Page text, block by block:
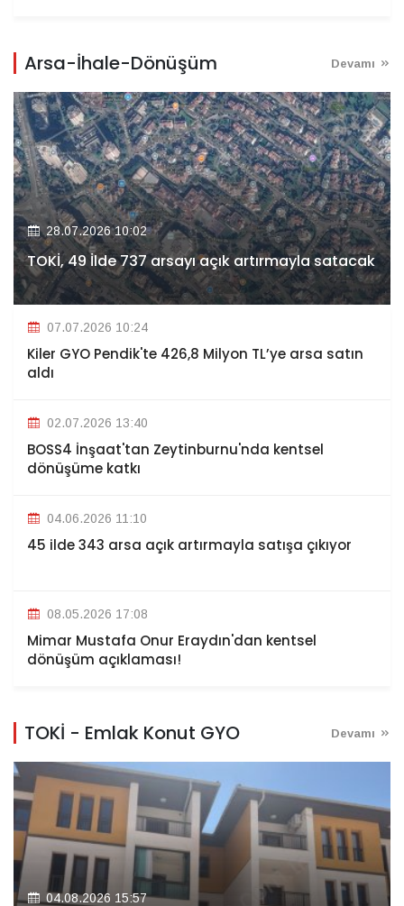
Arsa-İhale-Dönüşüm Devamı
28.07.2026 10:02
TOKİ, 49 İlde 737 arsayı açık artırmayla satacak
07.07.2026 10:24
Kiler GYO Pendik'te 426,8 Milyon TL’ye arsa satın
aldı
02.07.2026 13:40
BOSS4 İnşaat'tan Zeytinburnu'nda kentsel
dönüşüme katkı
04.06.2026 11:10
45 ilde 343 arsa açık artırmayla satışa çıkıyor
08.05.2026 17:08
Mimar Mustafa Onur Eraydın'dan kentsel
dönüşüm açıklaması!
TOKİ - Emlak Konut GYO Devamı
04.08.2026 15:57